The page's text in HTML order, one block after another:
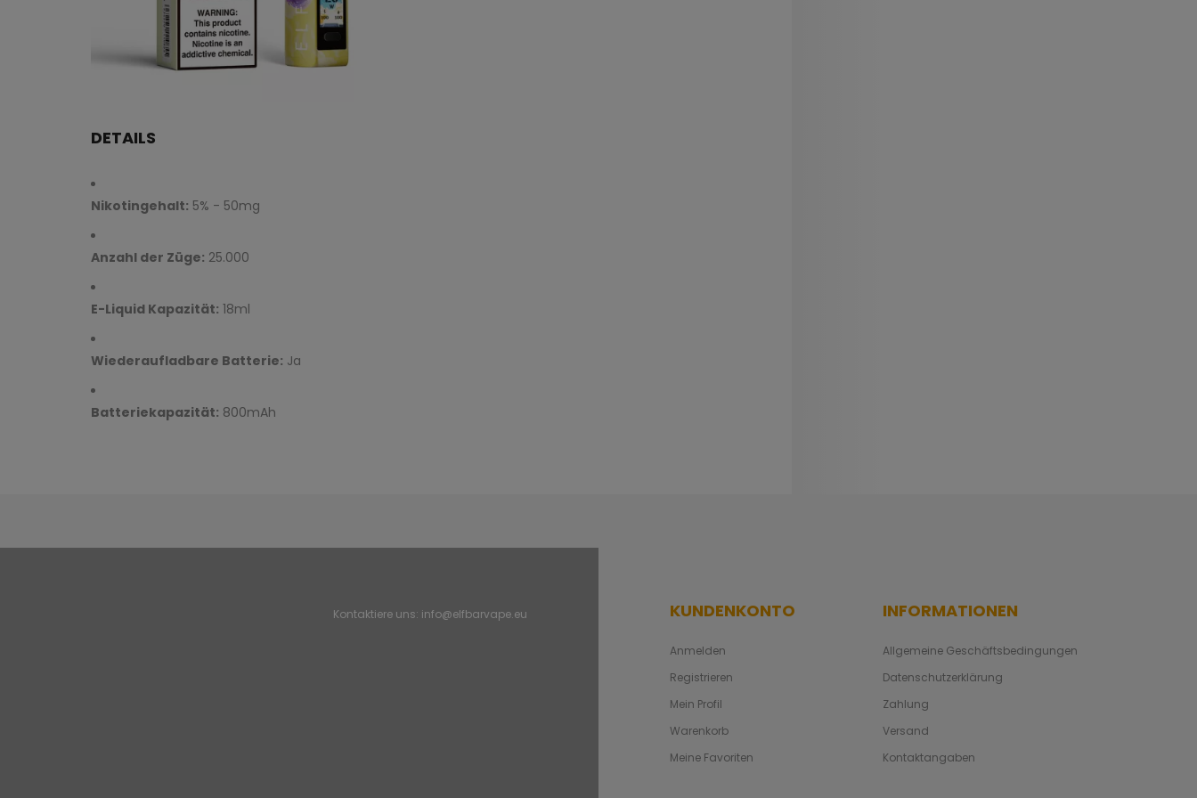
DETAILS
Nikotingehalt: 5% - 50mg
Anzahl der Züge: 25.000
E-Liquid Kapazität: 18ml
Wiederaufladbare Batterie: Ja
Batteriekapazität: 800mAh
Kontaktiere uns: info@elfbarvape.eu KUNDENKONTO
Anmelden
Registrieren
Mein Profil
Warenkorb
Meine Favoriten
INFORMATIONEN
Allgemeine Geschäftsbedingungen
Datenschutzerklärung
Zahlung
Versand
Kontaktangaben